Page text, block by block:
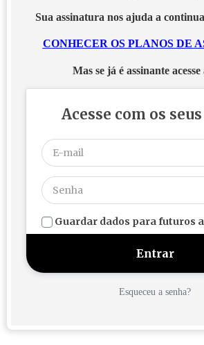
Sua assinatura nos ajuda a
CONHECER OS PLANOS DE
Mas se já é assinante
Acesse com os
Guardar dados para futuros
Esqueceu a senha?